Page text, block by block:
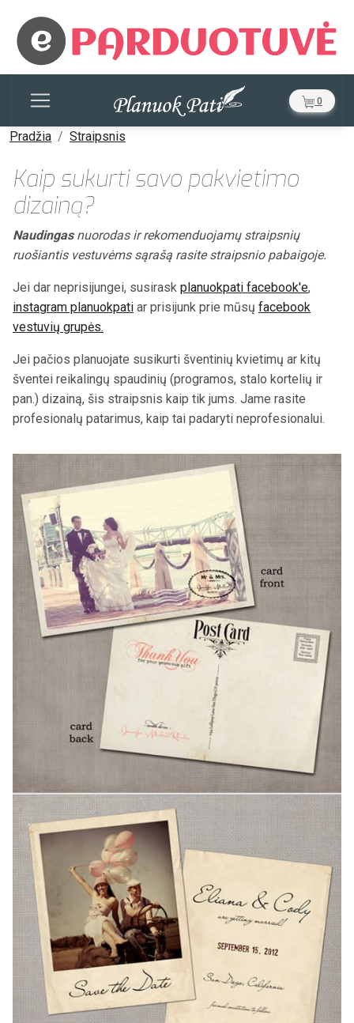
0
Pradžia Straipsnis
Kaip sukurti savo pakvietimo
dizainą?
Naudingasnuorodas ir rekomenduojamų straipsnių
ruošiantis vestuvėms sąrašą rasite straipsnio pabaigoje.
Jei dar neprisijungei, susirask planuokpati facebook'e,
instagram planuokpati ar prisijunk prie mūsų facebook
vestuvių grupės.
Jei pačios planuojate susikurti šventinių kvietimų ar kitų
šventei reikalingų spaudinių (programos, stalo kortelių ir
pan.) dizainą, šis straipsnis kaip tik jums. Jame rasite
profesionalų patarimus, kaip tai padaryti neprofesionalui.